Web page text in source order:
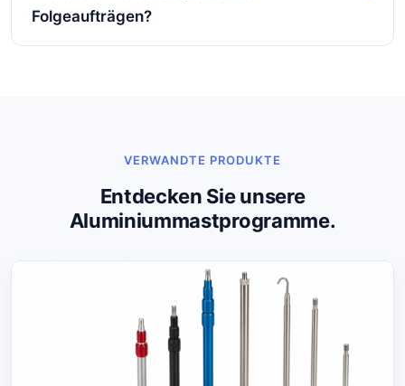
Folgeaufträgen?
VERWANDTE PRODUKTE
Entdecken Sie unsere
Aluminiummastprogramme.